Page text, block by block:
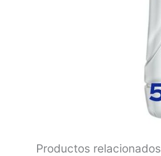
Productos relacionados